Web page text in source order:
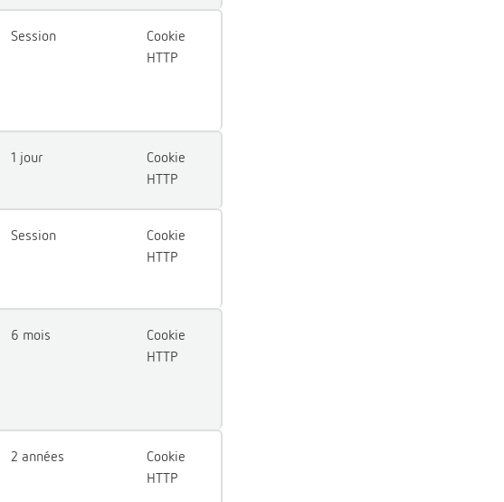
Session
Cookie
HTTP
1 jour
Cookie
HTTP
Session
Cookie
HTTP
6 mois
Cookie
HTTP
2 années
Cookie
HTTP